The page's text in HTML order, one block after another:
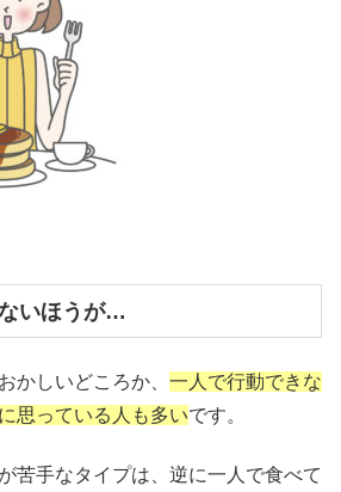
いほうが…
かしいどころか、 一人で行動できな
思っている人も多いです。
苦手なタイプは、逆に一人で食べて